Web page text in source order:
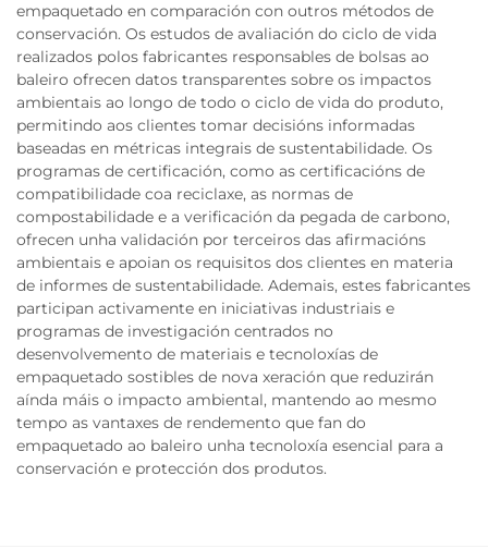
empaquetado en comparación con outros métodos de
conservación. Os estudos de avaliación do ciclo de vida
realizados polos fabricantes responsables de bolsas ao
baleiro ofrecen datos transparentes sobre os impactos
ambientais ao longo de todo o ciclo de vida do produto,
permitindo aos clientes tomar decisións informadas
baseadas en métricas integrais de sustentabilidade. Os
programas de certificación, como as certificacións de
compatibilidade coa reciclaxe, as normas de
compostabilidade e a verificación da pegada de carbono,
ofrecen unha validación por terceiros das afirmacións
ambientais e apoian os requisitos dos clientes en materia
de informes de sustentabilidade. Ademais, estes fabricantes
participan activamente en iniciativas industriais e
programas de investigación centrados no
desenvolvemento de materiais e tecnoloxías de
empaquetado sostibles de nova xeración que reduzirán
aínda máis o impacto ambiental, mantendo ao mesmo
tempo as vantaxes de rendemento que fan do
empaquetado ao baleiro unha tecnoloxía esencial para a
conservación e protección dos produtos.